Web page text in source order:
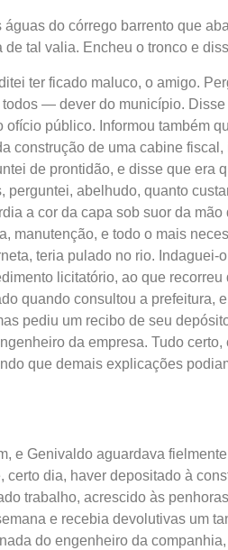
do córrego barrento que
tal valia. Encheu o tronco e
ter ficado maluco, o amigo.
— dever do município.
ofício público. Informou também
construção de uma cabine
de prontidão, e disse que era
perguntei, abelhudo, quanto
a cor da capa sob suor da
manutenção, e todo o mais
teria pulado no rio.
licitatório, ao que
quando consultou a prefeitura,
pediu um recibo de seu
da empresa. Tudo
que demais explicações
e Genivaldo aguardava
certo dia, haver depositado à
trabalho, acrescido às
e recebia devolutivas um
do engenheiro da